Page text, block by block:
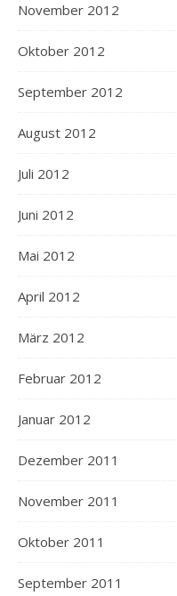
November 2012
Oktober 2012
September 2012
August 2012
Juli 2012
Juni 2012
Mai 2012
April 2012
März 2012
Februar 2012
Januar 2012
Dezember 2011
November 2011
Oktober 2011
September 2011